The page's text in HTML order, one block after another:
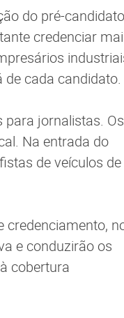
do pré-candidato
credenciar
de cada candidato.
jornalistas. Os
Na entrada do
de veículos de
credenciamento,
e conduzirão os
cobertura